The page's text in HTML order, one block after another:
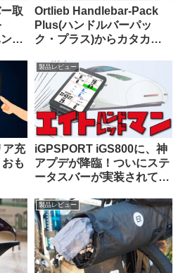
取
ド
Ortlieb Handlebar-Pack
Plus(ハンドルバーパッ
ク・プラス)からカタカタ
はこれだった【豆感想】
ア充
も
製品レビュー
iGPSPORT iGS800に、神
アプデが降臨！ついにステ
ータスバーが実装されて俺
製品レビュー